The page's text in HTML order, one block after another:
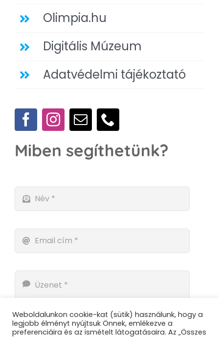
Olimpia.hu
Digitális Múzeum
Adatvédelmi tájékoztató
Miben segíthetünk?
Weboldalunkon cookie-kat (sütik) használunk, hogy a
legjobb élményt nyújtsuk Önnek, emlékezve a
preferenciáira és az ismételt látogatásaira. Az „Összes